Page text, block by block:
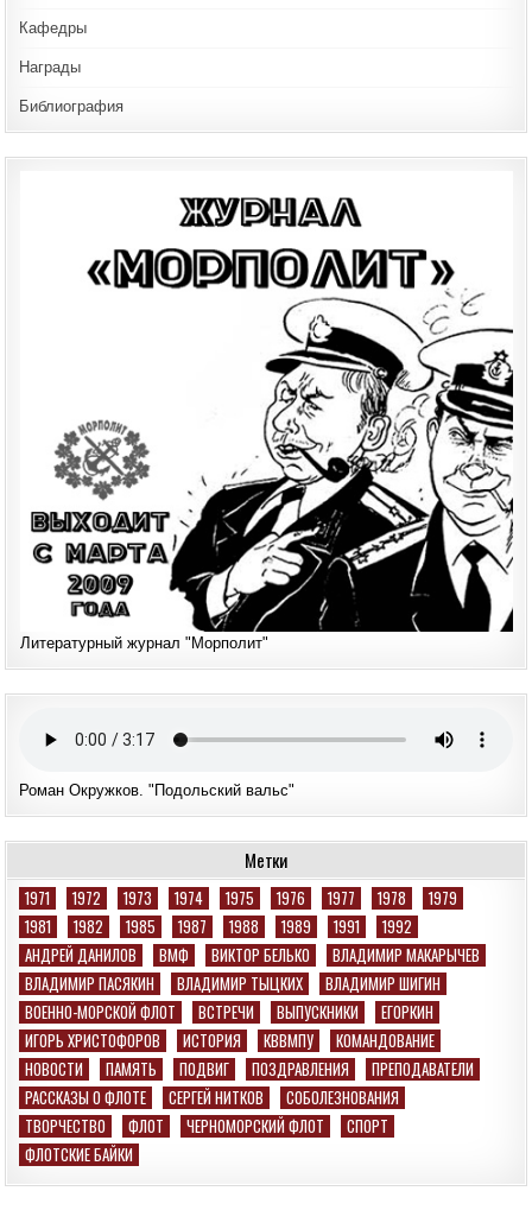
Кафедры
Награды
Библиография
Литературный журнал "Морполит"
Роман Окружков. "Подольский вальс"
Метки
1971 1972 1973 1974 1975 1976 1977 1978
1979
1981
1982 1985 1987 1988 1989 1991
1992
АНДРЕЙ ДАНИЛОВ
ВМФ ВИКТОР БЕЛЬКО
ВЛАДИМИР МАКАРЫЧЕВ
ВЛАДИМИР ПАСЯКИН
ВЛАДИМИР ТЫЦКИХ
ВЛАДИМИР ШИГИН
ВОЕННО-МОРСКОЙ ФЛОТ
ВСТРЕЧИ ВЫПУСКНИКИ
ЕГОРКИН
ИГОРЬ ХРИСТОФОРОВ
ИСТОРИЯ КВВМПУ
КОМАНДОВАНИЕ
НОВОСТИ
ПАМЯТЬ ПОДВИГ ПОЗДРАВЛЕНИЯ
ПРЕПОДАВАТЕЛИ
РАССКАЗЫ О ФЛОТЕ
СЕРГЕЙ НИТКОВ
СОБОЛЕЗНОВАНИЯ
ТВОРЧЕСТВО
ФЛОТ ЧЕРНОМОРСКИЙ ФЛОТ
СПОРТ
ФЛОТСКИЕ БАЙКИ